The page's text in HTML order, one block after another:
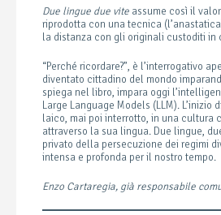
Due lingue due vite assume così il
riprodotta con una tecnica
la distanza con gli originali custoditi in
“Perché ricordare?”, è l’interrogativo
diventato cittadino del mondo
spiega nel libro, impara oggi
Large Language Models (LLM). L’inizio
laico, mai poi interrotto, in una cultura
attraverso la sua lingua. Due lingue,
privato della persecuzione dei regimi
intensa e profonda per il nostro tempo.
Enzo Cartaregia, già responsabile